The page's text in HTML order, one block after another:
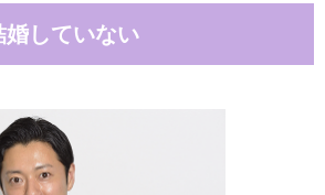
婚していない